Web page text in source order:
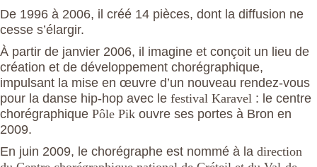
De 1996 à 2006, il créé 14 pièces, dont la diffusion ne
cesse s’élargir.
À partir de janvier 2006, il imagine et conçoit un lieu de
création et de développement chorégraphique,
impulsant la mise en œuvre d’un nouveau rendez-vous
pour la danse hip-hop avec le festival Karavel : le centre
chorégraphique Pôle Pik ouvre ses portes à Bron en
2009.
En juin 2009, le chorégraphe est nommé à la direction